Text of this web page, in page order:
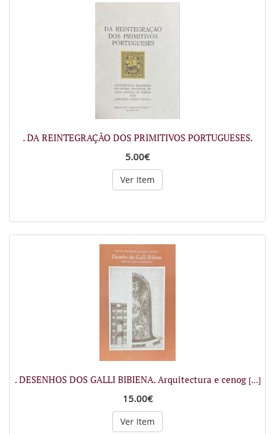
. DA REINTEGRAÇÃO DOS PRIMITIVOS PORTUGUESES.
5.00€
Ver Item
. DESENHOS DOS GALLI BIBIENA. Arquitectura e cenog [...]
15.00€
Ver Item